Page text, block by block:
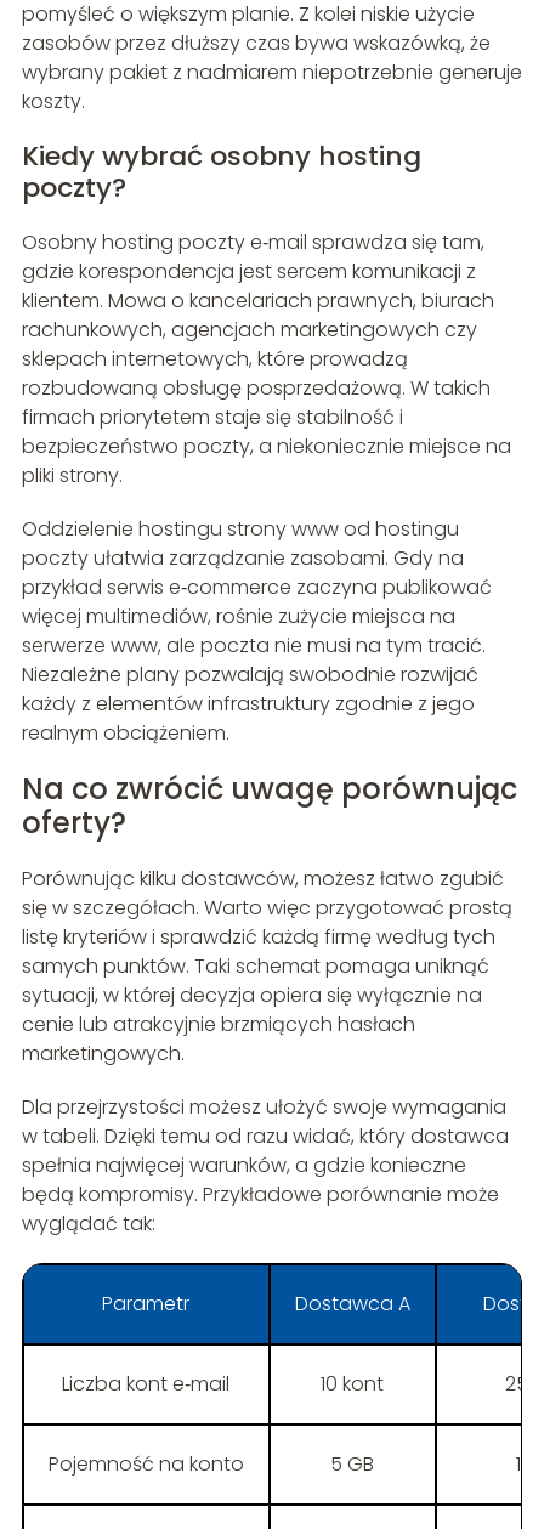
pomyśleć o większym planie. Z kolei niskie użycie
zasobów przez dłuższy czas bywa wskazówką, że
wybrany pakiet z nadmiarem niepotrzebnie generuje
koszty.
Kiedy wybrać osobny hosting
poczty?
Osobny hosting poczty e‑mail sprawdza się tam,
gdzie korespondencja jest sercem komunikacji z
klientem. Mowa o kancelariach prawnych, biurach
rachunkowych, agencjach marketingowych czy
sklepach internetowych, które prowadzą
rozbudowaną obsługę posprzedażową. W takich
firmach priorytetem staje się stabilność i
bezpieczeństwo poczty, a niekoniecznie miejsce na
pliki strony.
Oddzielenie hostingu strony www od hostingu
poczty ułatwia zarządzanie zasobami. Gdy na
przykład serwis e‑commerce zaczyna publikować
więcej multimediów, rośnie zużycie miejsca na
serwerze www, ale poczta nie musi na tym tracić.
Niezależne plany pozwalają swobodnie rozwijać
każdy z elementów infrastruktury zgodnie z jego
realnym obciążeniem.
Na co zwrócić uwagę porównując
oferty?
Porównując kilku dostawców, możesz łatwo zgubić
się w szczegółach. Warto więc przygotować prostą
listę kryteriów i sprawdzić każdą firmę według tych
samych punktów. Taki schemat pomaga uniknąć
sytuacji, w której decyzja opiera się wyłącznie na
cenie lub atrakcyjnie brzmiących hasłach
marketingowych.
Dla przejrzystości możesz ułożyć swoje wymagania
w tabeli. Dzięki temu od razu widać, który dostawca
spełnia najwięcej warunków, a gdzie konieczne
będą kompromisy. Przykładowe porównanie może
wyglądać tak:
Parametr Dostawca A
Liczba kont e‑mail 10 kont 25
Pojemność na konto 5 GB 10